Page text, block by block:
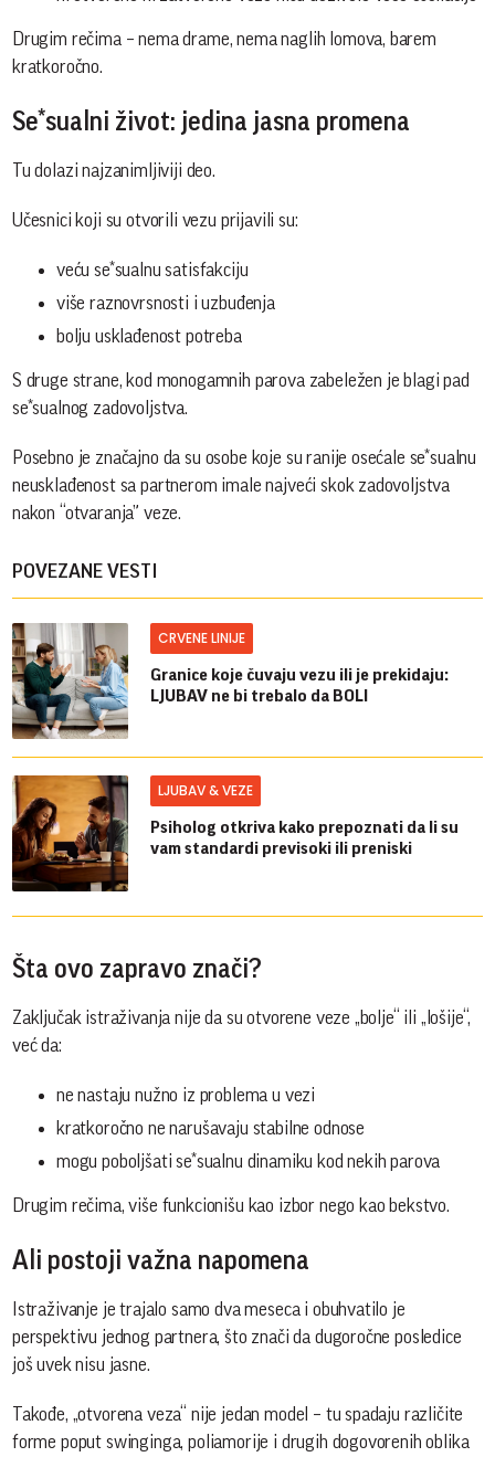
Drugim rečima – nema drame, nema naglih lomova, barem
kratkoročno.
Se*sualni život: jedina jasna promena
Tu dolazi najzanimljiviji deo.
Učesnici koji su otvorili vezu prijavili su:
veću se*sualnu satisfakciju
više raznovrsnosti i uzbuđenja
bolju usklađenost potreba
S druge strane, kod monogamnih parova zabeležen je blagi pad
se*sualnog zadovoljstva.
Posebno je značajno da su osobe koje su ranije osećale se*sualnu
neusklađenost sa partnerom imale najveći skok zadovoljstva
nakon “otvaranja” veze.
POVEZANE VESTI
CRVENE LINIJE
Granice koje čuvaju vezu ili je prekidaju:
LJUBAV ne bi trebalo da BOLI
LJUBAV & VEZE
Psiholog otkriva kako prepoznati da li su
vam standardi previsoki ili preniski
Šta ovo zapravo znači?
Zaključak istraživanja nije da su otvorene veze „bolje“ ili „lošije“,
već da:
ne nastaju nužno iz problema u vezi
kratkoročno ne narušavaju stabilne odnose
mogu poboljšati se*sualnu dinamiku kod nekih parova
Drugim rečima, više funkcionišu kao izbor nego kao bekstvo.
Ali postoji važna napomena
Istraživanje je trajalo samo dva meseca i obuhvatilo je
perspektivu jednog partnera, što znači da dugoročne posledice
još uvek nisu jasne.
Takođe, „otvorena veza“ nije jedan model – tu spadaju različite
forme poput swinginga, poliamorije i drugih dogovorenih oblika